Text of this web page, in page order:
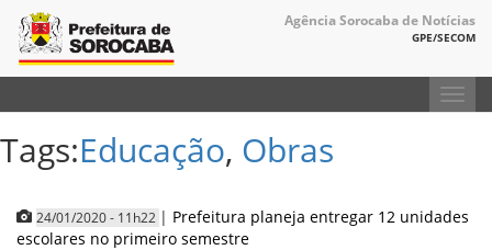
Agência Sorocaba de Notícias
GPE/SECOM
Tags:Educação, Obras
24/01/2020 - 11h22 | Prefeitura planeja entregar 12 unidades
escolares no primeiro semestre